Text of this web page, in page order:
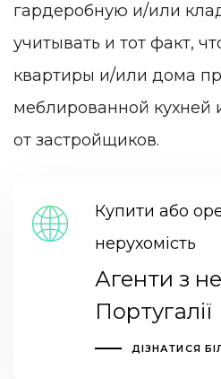
гардеробную и/или
учитывать и тот факт,
квартиры и/или дома
меблированной кухней
от застройщиков.
Купити або
нерухомість
Агенти з
Португалії
ДІЗНАТИСЯ